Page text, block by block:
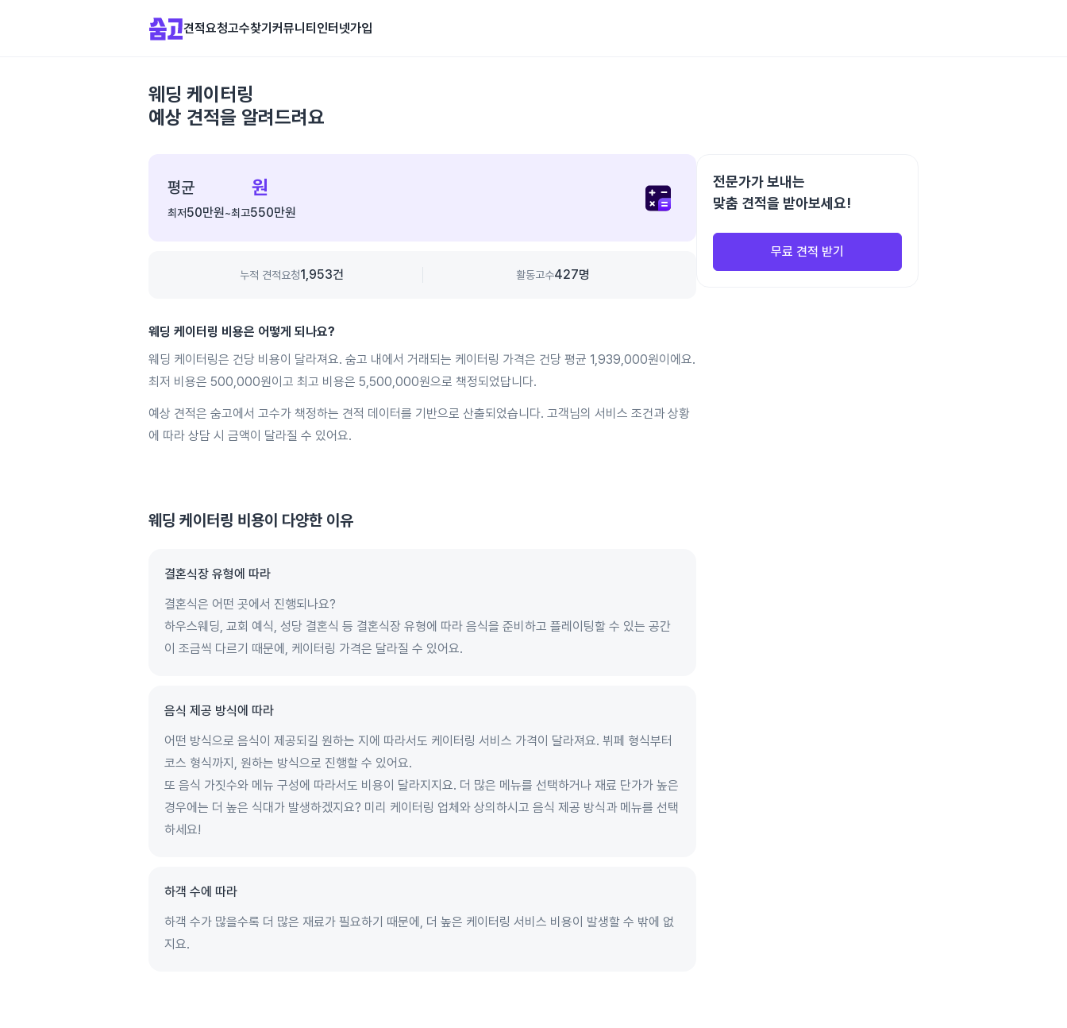
견적요청고수찾기 커뮤니티 인터넷가입
웨딩 케이터링
예상 견적을 알려드려요
평균 원
최저50만원~최고550만원
누적 견적요청1,953건 활동고수427명
웨딩 케이터링 비용은 어떻게 되나요?
웨딩 케이터링은 건당 비용이 달라져요. 숨고 내에서 거래되는 케이터링 가격은 건당 평균 1,939,000원이에요.
최저 비용은 500,000원이고 최고 비용은 5,500,000원으로 책정되었답니다.
예상 견적은 숨고에서 고수가 책정하는 견적 데이터를 기반으로 산출되었습니다. 고객님의 서비스 조건과 상황
에 따라 상담 시 금액이 달라질 수 있어요.
웨딩 케이터링 비용이 다양한 이유
결혼식장 유형에 따라
결혼식은 어떤 곳에서 진행되나요?
하우스웨딩, 교회 예식, 성당 결혼식 등 결혼식장 유형에 따라 음식을 준비하고 플레이팅할 수 있는 공간
이 조금씩 다르기 때문에, 케이터링 가격은 달라질 수 있어요.
음식 제공 방식에 따라
어떤 방식으로 음식이 제공되길 원하는 지에 따라서도 케이터링 서비스 가격이 달라져요. 뷔페 형식부터
코스 형식까지, 원하는 방식으로 진행할 수 있어요.
또 음식 가짓수와 메뉴 구성에 따라서도 비용이 달라지지요. 더 많은 메뉴를 선택하거나 재료 단가가 높은
경우에는 더 높은 식대가 발생하겠지요? 미리 케이터링 업체와 상의하시고 음식 제공 방식과 메뉴를 선택
하세요!
하객 수에 따라
하객 수가 많을수록 더 많은 재료가 필요하기 때문에, 더 높은 케이터링 서비스 비용이 발생할 수 밖에 없
지요.
전문가가 보내는
맞춤 견적을 받아보세요!
무료 견적 받기